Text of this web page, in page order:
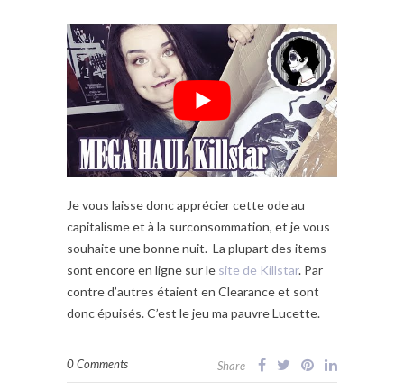
Je vous laisse donc apprécier cette ode au
capitalisme et à la surconsommation, et je vous
souhaite une bonne nuit. La plupart des items
sont encore en ligne sur le site de Killstar. Par
contre d’autres étaient en Clearance et sont
donc épuisés. C’est le jeu ma pauvre Lucette.
0 Comments Share